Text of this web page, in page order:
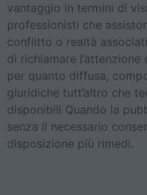
vantaggio in termini di
professionisti che
conflitto o realtà
di richiamare
per quanto diffusa,
giuridiche tutt’altro che
disponibili Quando la
senza il necessario
disposizione più rimedi.